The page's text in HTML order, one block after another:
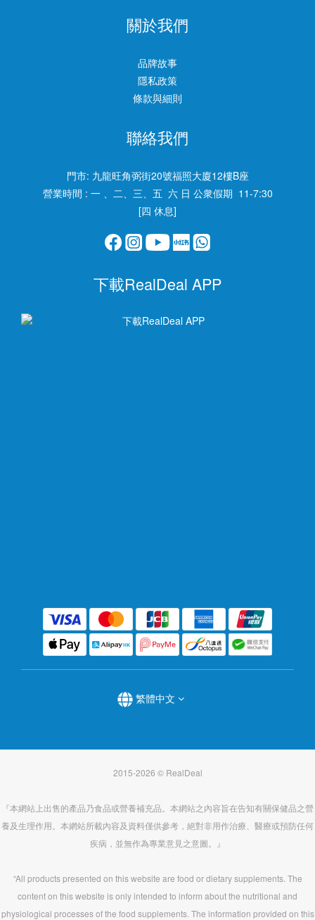
關於我們
品牌故事
隱私政策
條款與細則
聯絡我們
門市: 九龍旺角弼街20號福照大廈12樓B座
營業時間 : 一 、二、三、五 六 日 公衆假期 11-7:30
[四 休息]
下載RealDeal APP
繁體中文
2015-2026 © RealDeal
『本網站上出售的產品乃食品或營養補充品。本網站之內容旨在告知有關保健品之營
養及生理作用。本網站所載內容及資料僅供參考，絕對非用作治療、醫療或預防任何
疾病，並無作為專業意見之意圖。』
“All products presented on this website are food or dietary supplements. The
content on this website is only intended to inform about the nutritional and
physiological processes of the food supplements. The information provided on this